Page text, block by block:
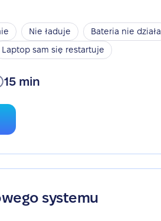
Nie ładuje
Bateria nie działa
Laptop sam się restartuje
15 min
systemu